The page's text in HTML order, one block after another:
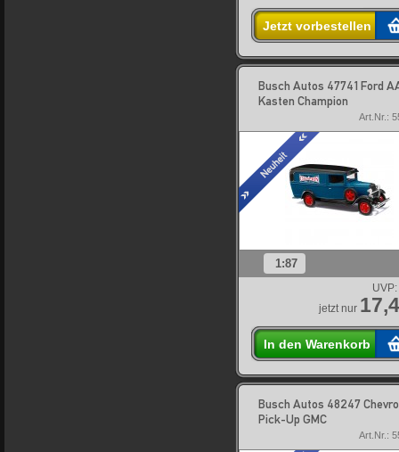
Jetzt vorbestellen
Busch Autos 47741 Ford
Kasten Champion
Art.Nr.:
1:87
UVP:
jetzt nur
In den Warenkorb
Busch Autos 48247
Pick-Up GMC
Art.Nr.: